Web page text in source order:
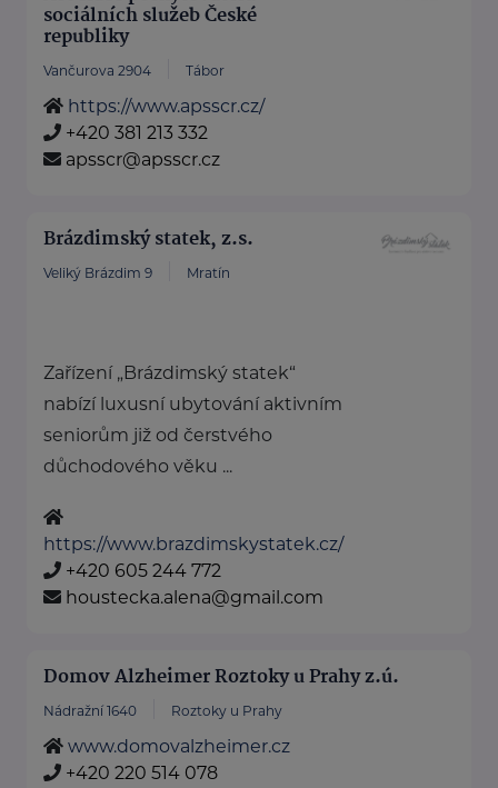
sociálních služeb České
republiky
Vančurova 2904 Tábor
https://www.apsscr.cz/
+420 381 213 332
apsscr@apsscr.cz
Brázdimský statek, z.s.
Veliký Brázdim 9 Mratín
Zařízení „Brázdimský statek“
nabízí luxusní ubytování aktivním
seniorům již od čerstvého
důchodového věku ...
https://www.brazdimskystatek.cz/
+420 605 244 772
houstecka.alena@gmail.com
Domov Alzheimer Roztoky u Prahy z.ú.
Nádražní 1640 Roztoky u Prahy
www.domovalzheimer.cz
+420 220 514 078